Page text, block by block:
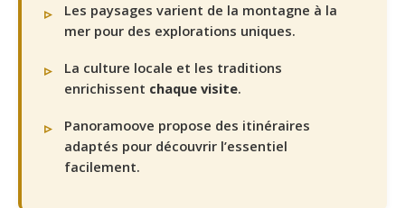
Les paysages varient de la montagne à la
mer pour des explorations uniques.
La culture locale et les traditions
enrichissent chaque visite.
Panoramoove propose des itinéraires
adaptés pour découvrir l’essentiel
facilement.